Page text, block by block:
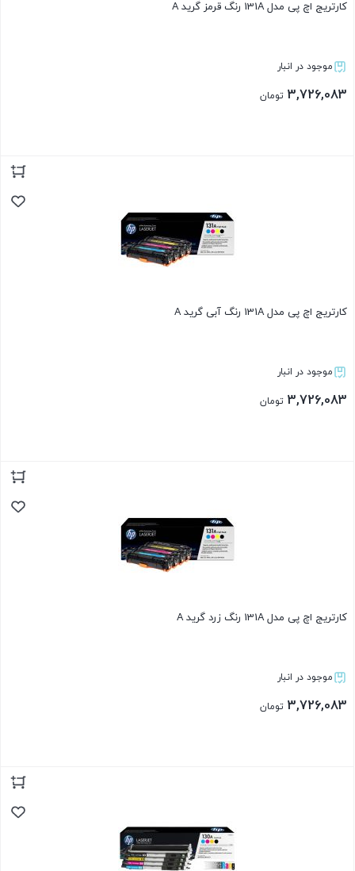
کارتریج اچ پی مدل 131A رنگ قرمز گرید A
موجود در انبار
3,726,083 تومان
کارتریج اچ پی مدل 131A رنگ آبی گرید A
موجود در انبار
3,726,083 تومان
کارتریج اچ پی مدل 131A رنگ زرد گرید A
موجود در انبار
3,726,083 تومان